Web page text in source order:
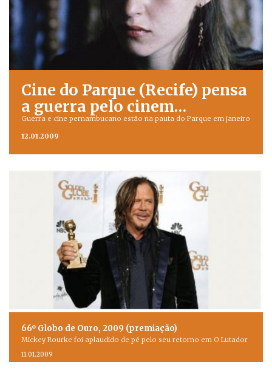
Cine do Parque (Recife) pensa
a guerra pelo cinem…
Guerra e cine pernambucano estão na pauta do Parque em janeiro
12.01.2009
66º Globo de Ouro, 2009 (premiação)
Mickey Rourke foi aplaudido de pé pelo seu retorno em O Lutador
11.01.2009